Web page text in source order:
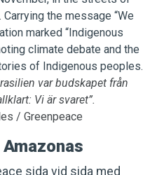
var budskapet från
Vi är svaret”.
/ Greenpeace
sida vid sida med